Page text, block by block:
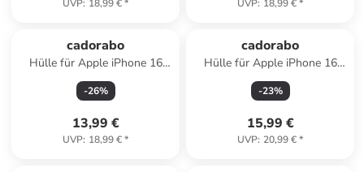
UVP: 18,99 €* UVP: 18,99 €*
cadorabo
Hülle für Apple iPhone 16
PRO MAX Glitzer Schutzhülle
in Grau
-26%
13,99 €
UVP: 18,99 €*
cadorabo
Hülle für Apple iPhone 16
Blumen Design in Floral Blau
-23%
15,99 €
UVP: 20,99 €*